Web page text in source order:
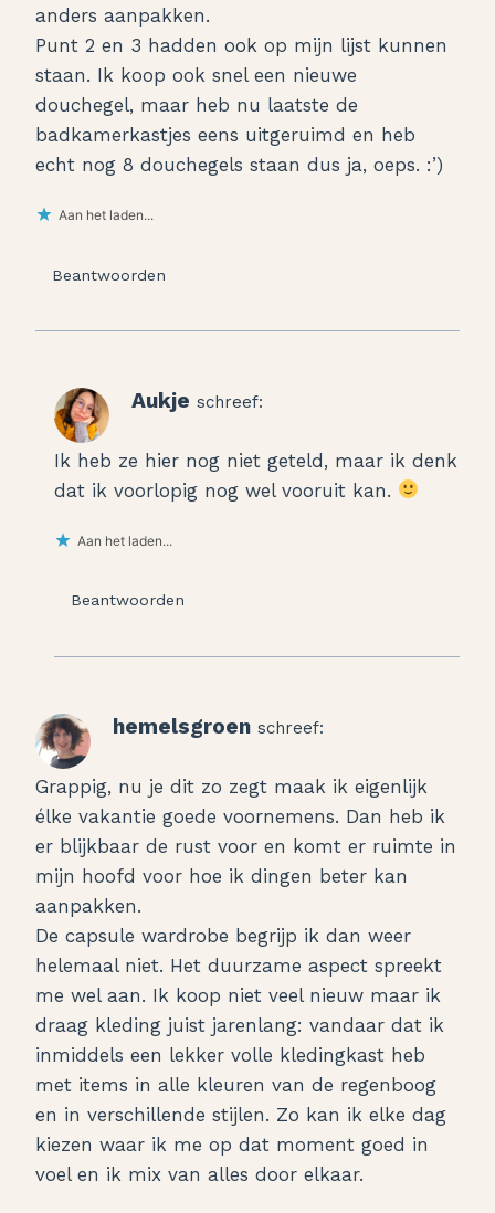
anders aanpakken.
Punt 2 en 3 hadden ook op mijn lijst kunnen
staan. Ik koop ook snel een nieuwe
douchegel, maar heb nu laatste de
badkamerkastjes eens uitgeruimd en heb
echt nog 8 douchegels staan dus ja, oeps. :’)
Aan het laden...
Beantwoorden
Aukje schreef:
Ik heb ze hier nog niet geteld, maar ik denk
dat ik voorlopig nog wel vooruit kan.
Aan het laden...
Beantwoorden
hemelsgroen schreef:
Grappig, nu je dit zo zegt maak ik eigenlijk
élke vakantie goede voornemens. Dan heb ik
er blijkbaar de rust voor en komt er ruimte in
mijn hoofd voor hoe ik dingen beter kan
aanpakken.
De capsule wardrobe begrijp ik dan weer
helemaal niet. Het duurzame aspect spreekt
me wel aan. Ik koop niet veel nieuw maar ik
draag kleding juist jarenlang: vandaar dat ik
inmiddels een lekker volle kledingkast heb
met items in alle kleuren van de regenboog
en in verschillende stijlen. Zo kan ik elke dag
kiezen waar ik me op dat moment goed in
voel en ik mix van alles door elkaar.